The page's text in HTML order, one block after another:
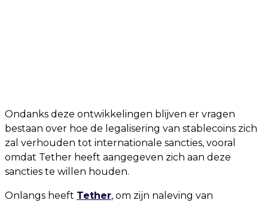
Ondanks deze ontwikkelingen blijven er vragen
bestaan over hoe de legalisering van stablecoins zich
zal verhouden tot internationale sancties, vooral
omdat Tether heeft aangegeven zich aan deze
sancties te willen houden.
Onlangs heeft Tether, om zijn naleving van